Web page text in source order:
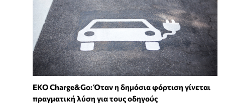
EKO Charge&Go: Όταν η δημόσια φόρτιση γίνεται
πραγματική λύση για τους οδηγούς